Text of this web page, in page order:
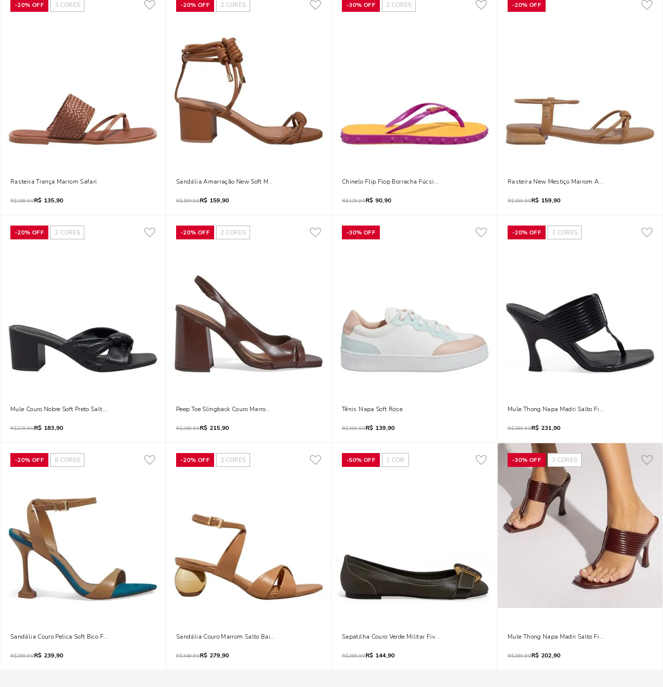
-20% OFF 3 CORES
Rasteira Trança Marrom Safari
R$169,90R$ 135,90
-20% OFF 2 CORES
Sandália Amarração New Soft Mestiço Marrom Doce De Leite
R$199,90R$ 159,90
-30% OFF 2 CORES
Chinelo Flip Flop Borracha Fúcsia Spikes
R$129,90R$ 90,90
-20% OFF
Rasteira New Mestiço Marrom Ambar
R$199,90R$ 159,90
-20% OFF 2 CORES
Mule Couro Nobre Soft Preto Salto Bloco
R$229,90R$ 183,90
-20% OFF 2 CORES
Peep Toe Slingback Couro Marrom Salto Médio
R$269,90R$ 215,90
-30% OFF
Tênis Napa Soft Rose
R$199,90R$ 139,90
-20% OFF 2 CORES
Mule Thong Napa Madri Salto Fino Preto
R$289,90R$ 231,90
-20% OFF 8 CORES
Sandália Couro Pelica Soft Bico Folha Salto Taça Marrom Doce De Leite
R$299,90R$ 239,90
-20% OFF 2 CORES
Sandália Couro Marrom Salto Baixo Geométrico
R$349,90R$ 279,90
-50% OFF 1 COR
Sapatilha Couro Verde Militar Fivela Pespontos
R$289,90R$ 144,90
-30% OFF 2 CORES
Mule Thong Napa Madri Salto Fino Roxo Hibisco
R$289,90R$ 202,90